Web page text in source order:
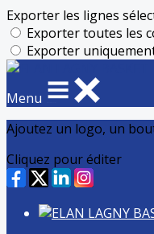
Exporter les lignes
Exporter toutes les
Exporter
Menu
Ajoutez un logo, un
Cliquez pour éditer